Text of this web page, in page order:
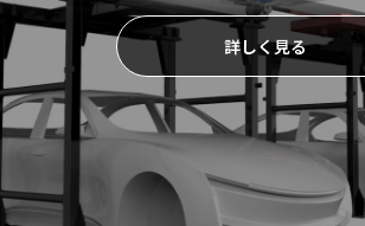
詳しく見る